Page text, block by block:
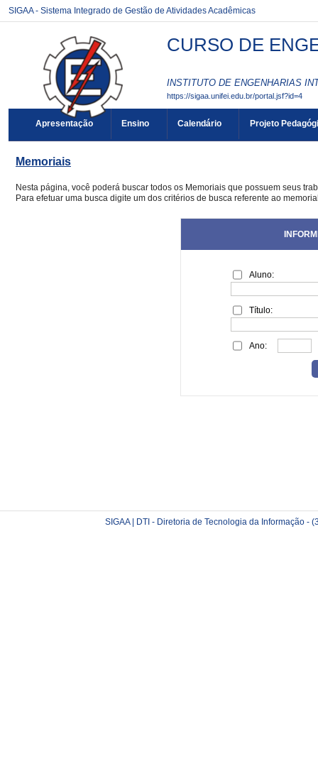
SIGAA - Sistema Integrado de Gestão de Atividades Acadêmicas
CURSO DE
INSTITUTO DE ENGENHARIAS
https://sigaa.unifei.edu.br/portal.jsf?id=4
Apresentação Ensino Calendário Projeto
Memoriais
Nesta página, você poderá buscar todos os Memoriais que possuem seus
Para efetuar uma busca digite um dos critérios de busca referente ao
Aluno:
Título:
Ano:
SIGAA | DTI - Diretoria de Tecnologia da Informação